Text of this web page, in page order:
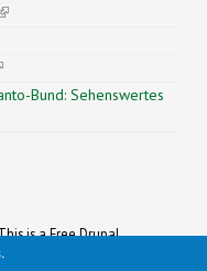
is external)
is external)
Bund: Sehenswertes
is a Free Drupal